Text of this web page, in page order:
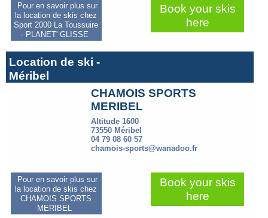
Pour en savoir plus sur
la location de skis chez
Sport 2000 La Toussuire
- PLANET' GLISSE
Book your skis
here
Location de ski -
Méribel
CHAMOIS SPORTS
MERIBEL
Altitude 1600
73550 Méribel
04 79 08 60 57
chamois-sports@wanadoo.fr
Pour en savoir plus sur
la location de skis chez
CHAMOIS SPORTS
MERIBEL
Book your skis
here